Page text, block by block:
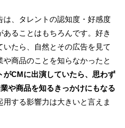
は、タレントの認知度・好感度
ることはもちろんです。好き
たら、自然とその広告を見て
商品のことを知らなかったと
がCMに出演していたら、思わず
や商品を知るきっかけにもなる
する影響力は大きいと言えま